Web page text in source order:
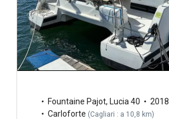
Fountaine Pajot, Lucia 40
2018
Carloforte (Cagliari : a 10,8 km)